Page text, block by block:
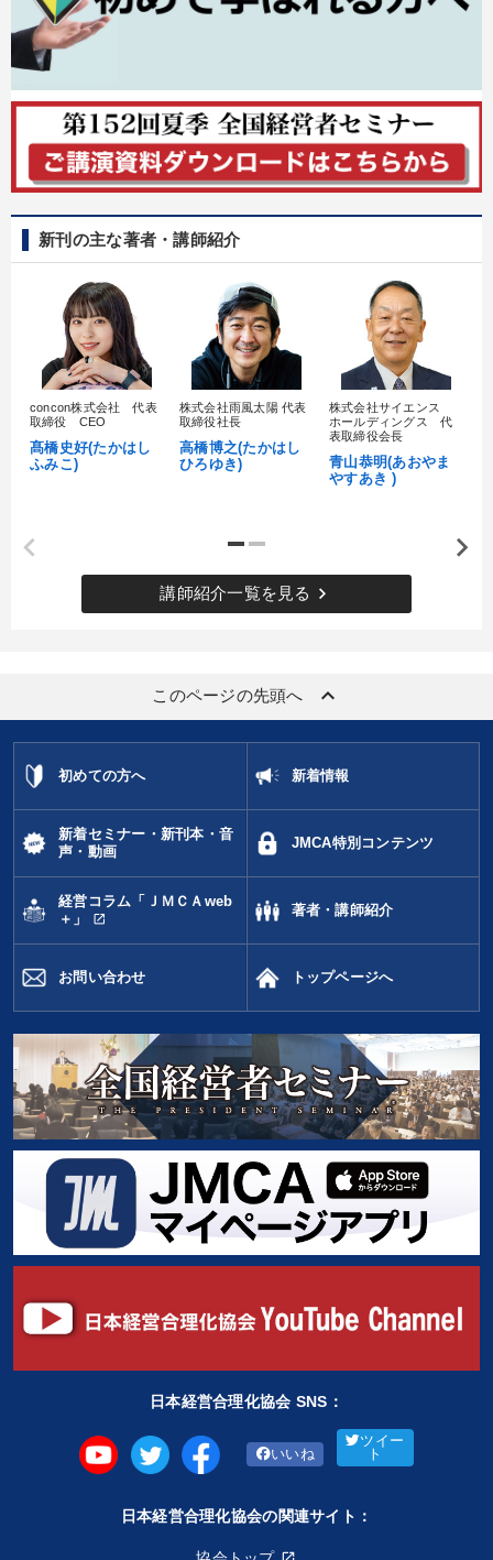
新刊の主な著者・講師紹介
concon株式会社 代表
取締役 CEO
髙橋史好(たかはし
ふみこ)
株式会社雨風太陽 代表
取締役社長
高橋博之(たかはし
ひろゆき)
株式会社サイエンス
ホールディングス 代
表取締役会長
青山恭明(あおやま
やすあき )
講師紹介一覧を見る keyboard_arrow_right
このページの先頭へ keyboard_arrow_up
初めての方へ 新着情報
新着セミナー・新刊本・音
声・動画
JMCA特別コンテンツ
経営コラム「ＪＭＣＡweb
＋」
open_in_new
著者・講師紹介
お問い合わせ トップページへ
日本経営合理化協会 SNS：
いいね
ツイー
ト
日本経営合理化協会の関連サイト：